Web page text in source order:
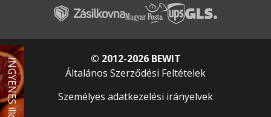
INGYENES illóolaj
© 2012-2026 BEWIT
Általános Szerződési Feltételek
Személyes adatkezelési irányelvek